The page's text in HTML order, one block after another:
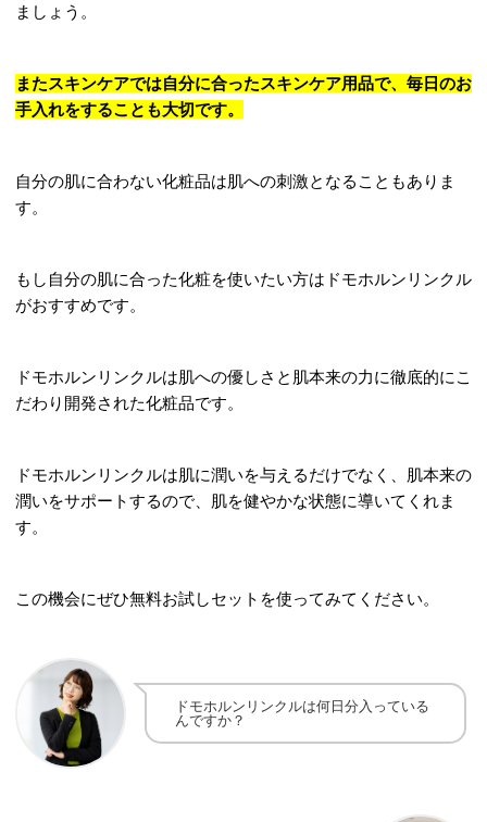
ましょう。
またスキンケアでは自分に合ったスキンケア用品で、毎日のお
手入れをすることも大切です。
自分の肌に合わない化粧品は肌への刺激となることもありま
す。
もし自分の肌に合った化粧を使いたい方はドモホルンリンクル
がおすすめです。
ドモホルンリンクルは肌への優しさと肌本来の力に徹底的にこ
だわり開発された化粧品です。
ドモホルンリンクルは肌に潤いを与えるだけでなく、肌本来の
潤いをサポートするので、肌を健やかな状態に導いてくれま
す。
この機会にぜひ無料お試しセットを使ってみてください。
ドモホルンリンクルは何日分入っている
んですか？